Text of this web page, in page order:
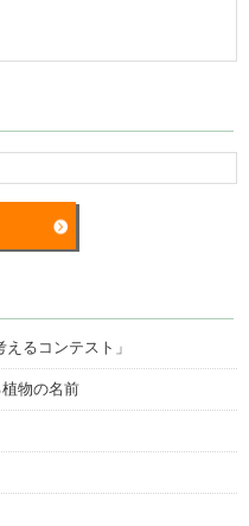
るコンテスト」
植物の名前